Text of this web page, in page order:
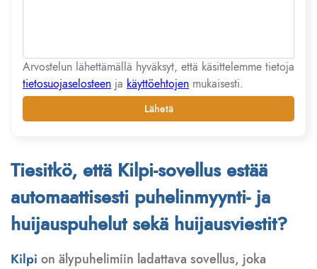
Arvostelun lähettämällä hyväksyt, että käsittelemme tietoja
tietosuojaselosteen ja käyttöehtojen mukaisesti.
Lähetä
Tiesitkö, että Kilpi-sovellus estää
automaattisesti puhelinmyynti- ja
huijauspuhelut sekä huijausviestit?
Kilpi on älypuhelimiin ladattava sovellus, joka